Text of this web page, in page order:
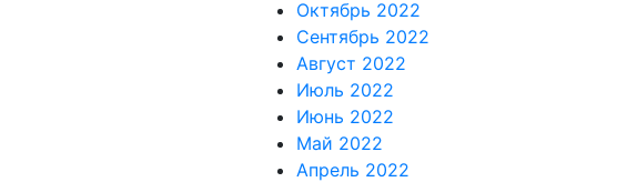
Октябрь 2022
Сентябрь 2022
Август 2022
Июль 2022
Июнь 2022
Май 2022
Апрель 2022